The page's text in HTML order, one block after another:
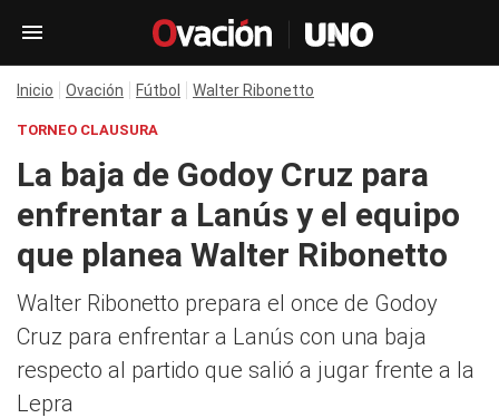
Inicio Ovación Fútbol Walter Ribonetto
TORNEO CLAUSURA
La baja de Godoy Cruz para
enfrentar a Lanús y el equipo
que planea Walter Ribonetto
Walter Ribonetto prepara el once de Godoy
Cruz para enfrentar a Lanús con una baja
respecto al partido que salió a jugar frente a la
Lepra